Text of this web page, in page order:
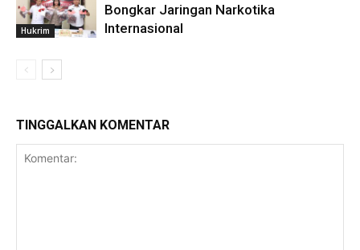
Hukrim
Bongkar Jaringan Narkotika
Internasional
TINGGALKAN KOMENTAR